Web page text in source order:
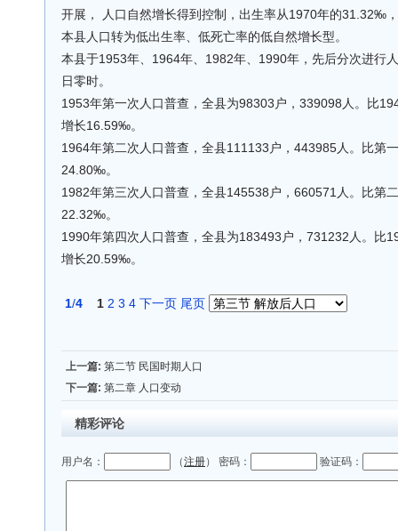
开展， 人口自然增长得到控制，出生率从1970年的31.32‰
本县人口转为低出生率、低死亡率的低自然增长型。
本县于1953年、1964年、1982年、1990年，先后分次进行
日零时。
1953年第一次人口普查，全县为98303户，339098人。比
增长16.59‰。
1964年第二次人口普查，全县111133户，443985人。比第
24.80‰。
1982年第三次人口普查，全县145538户，660571人。比第
22.32‰。
1990年第四次人口普查，全县为183493户，731232人。比
增长20.59‰。
1/4 1 2 3 4 下一页 尾页
上一篇: 第二节 民国时期人口
下一篇: 第二章 人口变动
精彩评论
用户名： （注册） 密码： 验证码：